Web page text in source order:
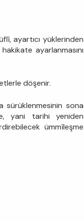
ayartıcı yüklerinden
ayarlanmasını
döşenir.
sürüklenmesinin sona
yani tarihi yeniden
ümmîleşme